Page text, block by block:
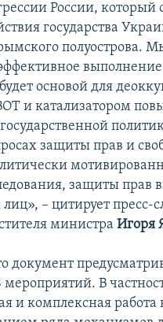
России, который
государства
полуострова.
основой для
и катализатором
защиты прав и
защиты прав
– цитирует пресс-
министра Игоря
документ
В
и комплексная работа